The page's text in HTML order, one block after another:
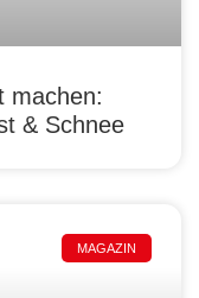
machen:
& Schnee
MAGAZIN